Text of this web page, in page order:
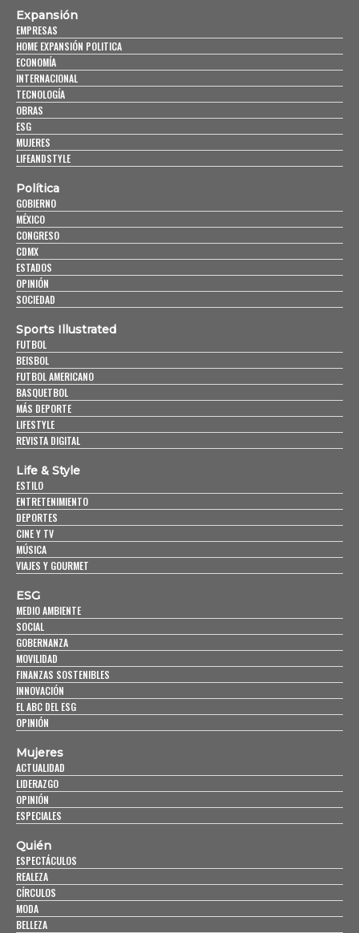
Expansión
EMPRESAS
HOME EXPANSIÓN POLITICA
ECONOMÍA
INTERNACIONAL
TECNOLOGÍA
OBRAS
ESG
MUJERES
LIFEANDSTYLE
Política
GOBIERNO
MÉXICO
CONGRESO
CDMX
ESTADOS
OPINIÓN
SOCIEDAD
Sports Illustrated
FUTBOL
BEISBOL
FUTBOL AMERICANO
BASQUETBOL
MÁS DEPORTE
LIFESTYLE
REVISTA DIGITAL
Life & Style
ESTILO
ENTRETENIMIENTO
DEPORTES
CINE Y TV
MÚSICA
VIAJES Y GOURMET
ESG
MEDIO AMBIENTE
SOCIAL
GOBERNANZA
MOVILIDAD
FINANZAS SOSTENIBLES
INNOVACIÓN
EL ABC DEL ESG
OPINIÓN
Mujeres
ACTUALIDAD
LIDERAZGO
OPINIÓN
ESPECIALES
Quién
ESPECTÁCULOS
REALEZA
CÍRCULOS
MODA
BELLEZA